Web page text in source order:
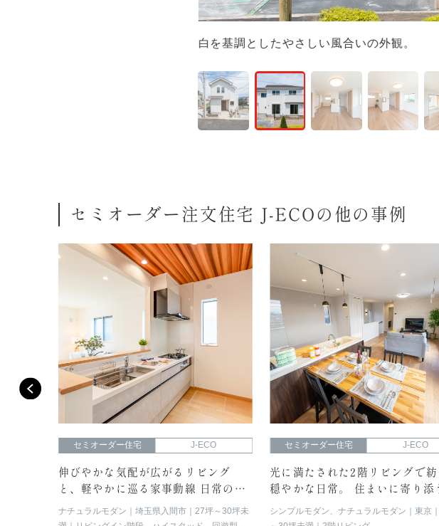
穏やかな木目と緻密な木肌が印象的
セミオーダー住宅 J-ECO
伸びやかな気配が広がるリビング
と、軽やかに巡る家事動線 日常のリ
セミオーダー住宅 J-ECO
光に満たされた2階リビングで紡
穏やかな日常。 住まいに寄り添